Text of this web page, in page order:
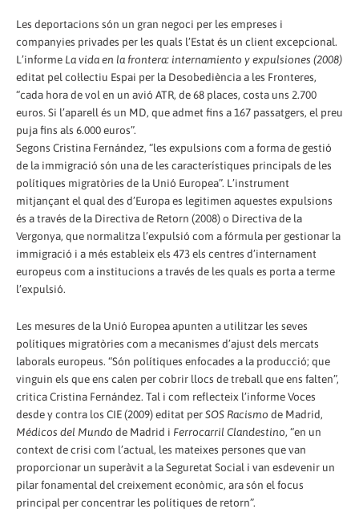
Les deportacions són un gran negoci per les empreses i
companyies privades per les quals l’Estat és un client excepcional.
L’informe La vida en la frontera: internamiento y expulsiones (2008)
editat pel col·lectiu Espai per la Desobediència a les Fronteres,
“cada hora de vol en un avió ATR, de 68 places, costa uns 2.700
euros. Si l’aparell és un MD, que admet fins a 167 passatgers, el preu
puja fins als 6.000 euros”.
Segons Cristina Fernández, “les expulsions com a forma de gestió
de la immigració són una de les característiques principals de les
polítiques migratòries de la Unió Europea”. L’instrument
mitjançant el qual des d’Europa es legitimen aquestes expulsions
és a través de la Directiva de Retorn (2008) o Directiva de la
Vergonya, que normalitza l’expulsió com a fórmula per gestionar la
immigració i a més estableix els 473 els centres d’internament
europeus com a institucions a través de les quals es porta a terme
l’expulsió.
Les mesures de la Unió Europea apunten a utilitzar les seves
polítiques migratòries com a mecanismes d’ajust dels mercats
laborals europeus. “Són polítiques enfocades a la producció; que
vinguin els que ens calen per cobrir llocs de treball que ens falten”,
critica Cristina Fernández. Tal i com reflecteix l’informe Voces
desde y contra los CIE (2009) editat perSOS Racismo de Madrid,
Médicos del Mundo de Madrid i Ferrocarril Clandestino, “en un
context de crisi com l’actual, les mateixes persones que van
proporcionar un superàvit a la Seguretat Social i van esdevenir un
pilar fonamental del creixement econòmic, ara són el focus
principal per concentrar les polítiques de retorn”.